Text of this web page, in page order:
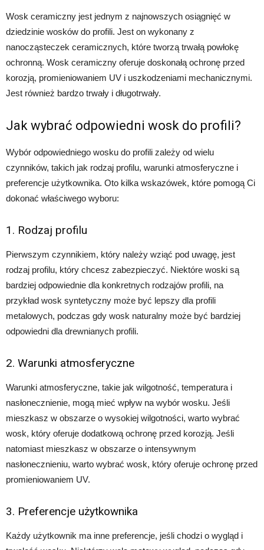
Wosk ceramiczny jest jednym z najnowszych osiągnięć w
dziedzinie wosków do profili. Jest on wykonany z
nanocząsteczek ceramicznych, które tworzą trwałą powłokę
ochronną. Wosk ceramiczny oferuje doskonałą ochronę przed
korozją, promieniowaniem UV i uszkodzeniami mechanicznymi.
Jest również bardzo trwały i długotrwały.
Jak wybrać odpowiedni wosk do profili?
Wybór odpowiedniego wosku do profili zależy od wielu
czynników, takich jak rodzaj profilu, warunki atmosferyczne i
preferencje użytkownika. Oto kilka wskazówek, które pomogą Ci
dokonać właściwego wyboru:
1. Rodzaj profilu
Pierwszym czynnikiem, który należy wziąć pod uwagę, jest
rodzaj profilu, który chcesz zabezpieczyć. Niektóre woski są
bardziej odpowiednie dla konkretnych rodzajów profili, na
przykład wosk syntetyczny może być lepszy dla profili
metalowych, podczas gdy wosk naturalny może być bardziej
odpowiedni dla drewnianych profili.
2. Warunki atmosferyczne
Warunki atmosferyczne, takie jak wilgotność, temperatura i
nasłonecznienie, mogą mieć wpływ na wybór wosku. Jeśli
mieszkasz w obszarze o wysokiej wilgotności, warto wybrać
wosk, który oferuje dodatkową ochronę przed korozją. Jeśli
natomiast mieszkasz w obszarze o intensywnym
nasłonecznieniu, warto wybrać wosk, który oferuje ochronę przed
promieniowaniem UV.
3. Preferencje użytkownika
Każdy użytkownik ma inne preferencje, jeśli chodzi o wygląd i